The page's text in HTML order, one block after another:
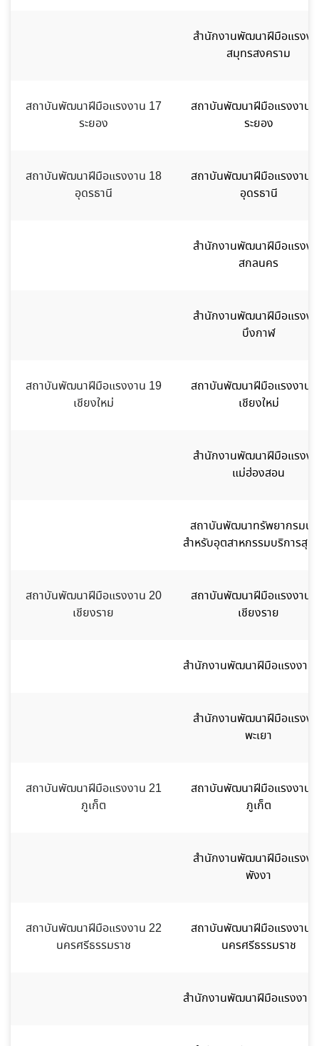
สำนักงานพัฒนาฝีมือแรงง
สมุทรสงคราม
สถาบันพัฒนาฝีมือแรงงาน 17
ระยอง
สถาบันพัฒนาฝีมือแรงงาน
ระยอง
สถาบันพัฒนาฝีมือแรงงาน 18
อุดรธานี
สถาบันพัฒนาฝีมือแรงงาน
อุดรธานี
สำนักงานพัฒนาฝีมือแรงง
สกลนคร
สำนักงานพัฒนาฝีมือแรงง
บึงกาฬ
สถาบันพัฒนาฝีมือแรงงาน 19
เชียงใหม่
สถาบันพัฒนาฝีมือแรงงาน
เชียงใหม่
สำนักงานพัฒนาฝีมือแรงง
แม่ฮ่องสอน
สถาบันพัฒนาทรัพยากรมนุ
สำหรับอุตสาหกรรมบริการสุข
สถาบันพัฒนาฝีมือแรงงาน 20
เชียงราย
สถาบันพัฒนาฝีมือแรงงาน
เชียงราย
สำนักงานพัฒนาฝีมือแรงงาน
สำนักงานพัฒนาฝีมือแรงง
พะเยา
สถาบันพัฒนาฝีมือแรงงาน 21
ภูเก็ต
สถาบันพัฒนาฝีมือแรงงาน
ภูเก็ต
สำนักงานพัฒนาฝีมือแรงง
พังงา
สถาบันพัฒนาฝีมือแรงงาน 22
นครศรีธรรมราช
สถาบันพัฒนาฝีมือแรงงาน
นครศรีธรรมราช
สำนักงานพัฒนาฝีมือแรงงาน